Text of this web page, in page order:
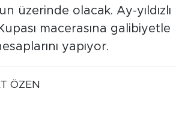
üzerinde olacak. Ay-yıldızlı
macerasına galibiyetle
yapıyor.
ÖZEN